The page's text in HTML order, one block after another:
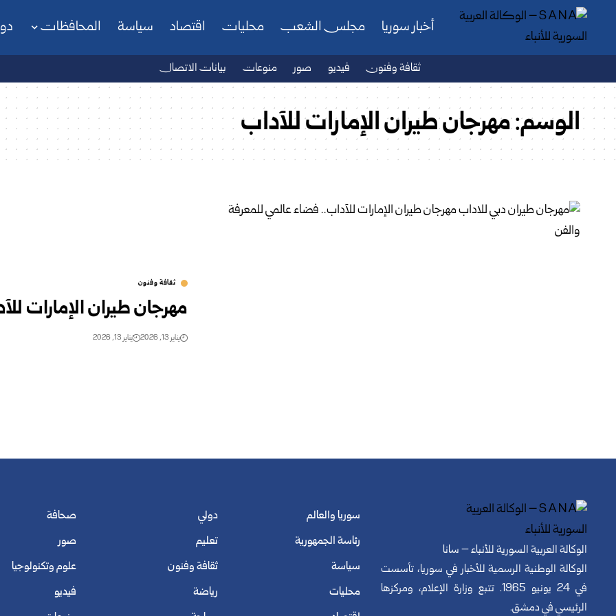
أخبار سوريا مجلس الشعب محليات اقتصاد سياسة المحافظات
ثقافة وفنون فيديو صور منوعات بيانات الاتصال
الوسم:مهرجان طيران الإمارات للآداب
ثقافة وفنون
مهرجان طيران الإمارات
يناير 13, 2026 يناير 13, 2026
الوكالة العربية السورية للأنباء – سانا
الوكالة الوطنية الرسمية للأخبار في سوريا، تأسست
في 24 يونيو 1965. تتبع وزارة الإعلام، ومركزها
الرئيسي في دمشق.
سوريا والعالم
رئاسة الجمهورية
سياسة
محليات
دولي
تعليم
ثقافة وفنون
رياضة
صحافة
صور
علوم وتكنولوجيا
فيديو